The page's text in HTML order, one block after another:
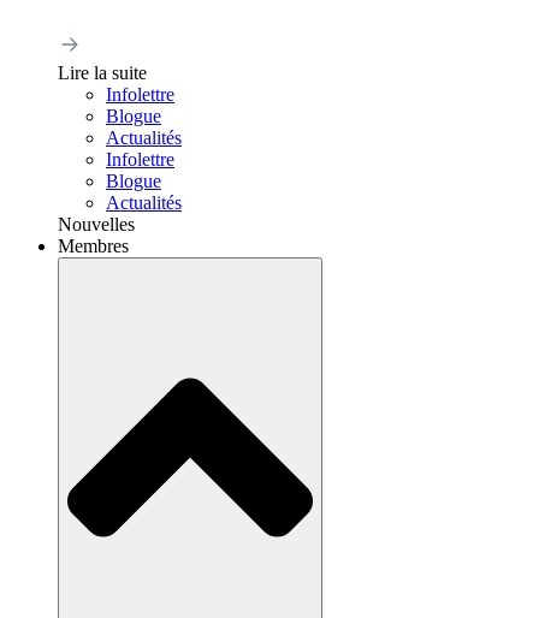
Lire la suite
Infolettre
Blogue
Actualités
Infolettre
Blogue
Actualités
Nouvelles
Membres